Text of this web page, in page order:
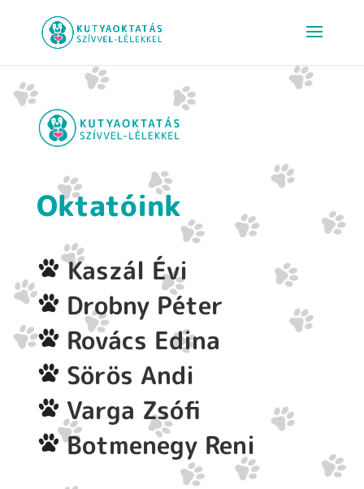
Oktatóink
Kaszál Évi
Drobny Péter
Rovács Edina
Sörös Andi
Varga Zsófi
Botmenegy Reni